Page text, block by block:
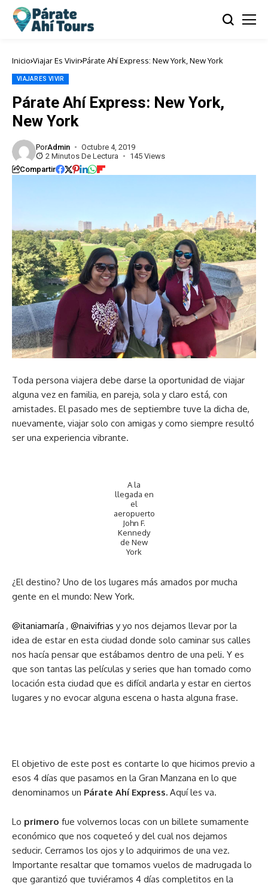
Inicio Viajar Es Vivir Párate Ahí Express: New York, New York
VIAJAR ES VIVIR
Párate Ahí Express: New York,
New York
PorAdmin
Octubre 4, 2019
2 Minutos De Lectura
145 Views
Compartir
Toda persona viajera debe darse la oportunidad de viajar
alguna vez en familia, en pareja, sola y claro está, con
amistades. El pasado mes de septiembre tuve la dicha de,
nuevamente, viajar solo con amigas y como siempre resultó
ser una experiencia vibrante.
A la
llegada en
el
aeropuerto
John F.
Kennedy
de New
York
¿El destino? Uno de los lugares más amados por mucha
gente en el mundo: New York.
@itaniamaría , @naivifrias y yo nos dejamos llevar por la
idea de estar en esta ciudad donde solo caminar sus calles
nos hacía pensar que estábamos dentro de una peli. Y es
que son tantas las películas y series que han tomado como
locación esta ciudad que es difícil andarla y estar en ciertos
lugares y no evocar alguna escena o hasta alguna frase.
El objetivo de este post es contarte lo que hicimos previo a
esos 4 días que pasamos en la Gran Manzana en lo que
denominamos un Párate Ahí Express. Aquí les va.
Lo primero fue volvernos locas con un billete sumamente
económico que nos coqueteó y del cual nos dejamos
seducir. Cerramos los ojos y lo adquirimos de una vez.
Importante resaltar que tomamos vuelos de madrugada lo
que garantizó que tuviéramos 4 días completitos en la